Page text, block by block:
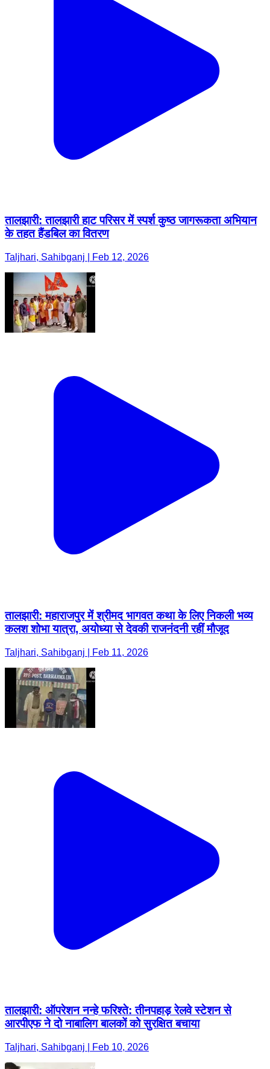
तालझारी: तालझारी हाट परिसर में स्पर्श कुष्ठ जागरूकता अभियान
के तहत हैंडबिल का वितरण
Taljhari, Sahibganj | Feb 12, 2026
तालझारी: महाराजपुर में श्रीमद भागवत कथा के लिए निकली भव्य
कलश शोभा यात्रा, अयोध्या से देवकी राजनंदनी रहीं मौजूद
Taljhari, Sahibganj | Feb 11, 2026
तालझारी: ऑपरेशन नन्हे फरिश्ते: तीनपहाड़ रेलवे स्टेशन से
आरपीएफ ने दो नाबालिग बालकों को सुरक्षित बचाया
Taljhari, Sahibganj | Feb 10, 2026